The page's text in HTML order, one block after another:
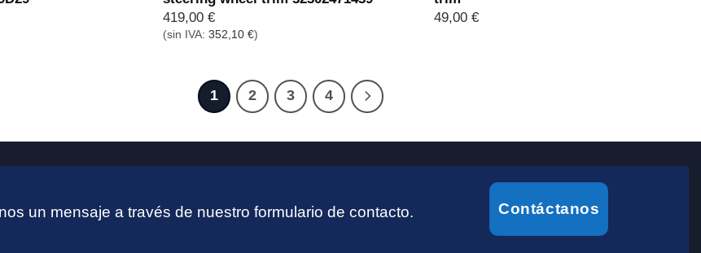
419,00€
(sin IVA:352,10€)
49,00€
1 2 3 4
un mensaje a través de nuestro formulario de contacto. Contáctanos